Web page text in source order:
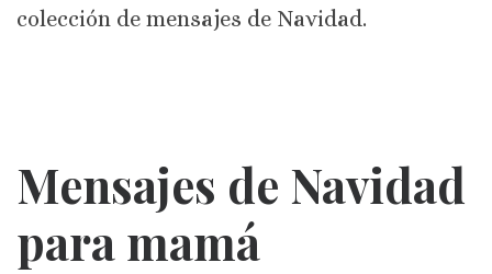
colección de mensajes de Navidad.
Mensajes de Navidad
para mamá